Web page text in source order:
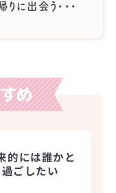
に出会う・・・
的には誰かと
過ごしたい